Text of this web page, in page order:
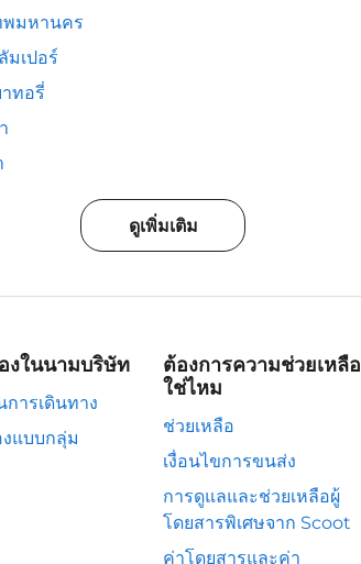
พมหานคร
มเปอร์
ทอรี่
ดูเพิ่มเติม
งในนามบริษัท
ารเดินทาง
งแบบกลุ่ม
ต้องการความช่วยเหลือ
ใช่ไหม
ช่วยเหลือ
เงื่อนไขการขนส่ง
การดูแลและช่วยเหลือผู้
โดยสารพิเศษจาก Scoot
ค่าโดยสารและค่า